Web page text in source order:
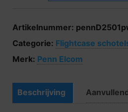
Artikelnummer:
Categorie: Flightcase
Merk: Penn Elcom
Beschrijving